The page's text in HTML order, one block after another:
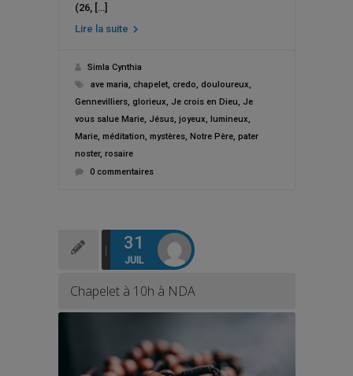
(26, […]
Lire la suite
Simla Cynthia
ave maria, chapelet, credo, douloureux,
Gennevilliers, glorieux, Je crois en Dieu, Je
vous salue Marie, Jésus, joyeux, lumineux,
Marie, méditation, mystères, Notre Père, pater
noster, rosaire
0 commentaires
31
JUIL
Chapelet à 10h à NDA